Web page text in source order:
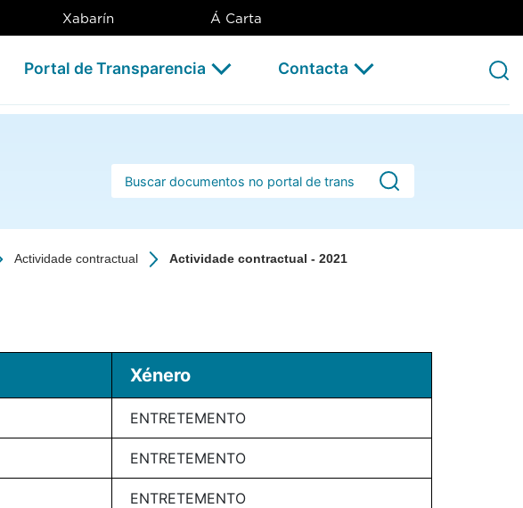
Xabarín Á Carta
Portal de Transparencia Contacta
Barra de busca
Actividade contractual Actividade contractual - 2021
Xénero
ENTRETEMENTO
ENTRETEMENTO
ENTRETEMENTO